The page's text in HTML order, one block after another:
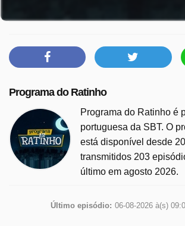
Programa do Ratinho
Programa do Ratinho é
portuguesa da SBT. O
está disponível desde
transmitidos 203
último em agosto 2026.
Último episódio: 06-08-2026 à(s)